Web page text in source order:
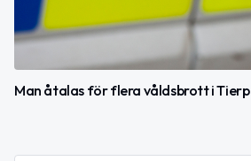
Man åtalas för flera våldsbrott i Tierp